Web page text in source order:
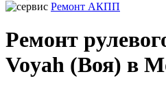
Ремонт АКПП
Ремонт
Voyah (Воя) в